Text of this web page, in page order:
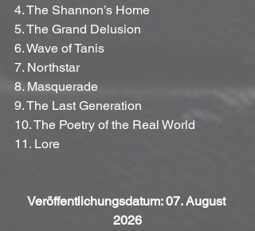
4. The Shannon’s Home
5. The Grand Delusion
6. Wave of Tanis
7. Northstar
8. Masquerade
9. The Last Generation
10. The Poetry of the Real World
11. Lore
Veröffentlichungsdatum: 07. August
2026